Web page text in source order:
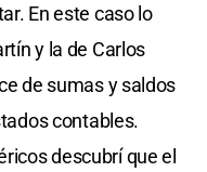
En este caso lo
y la de Carlos
de sumas y saldos
contables.
descubrí que el